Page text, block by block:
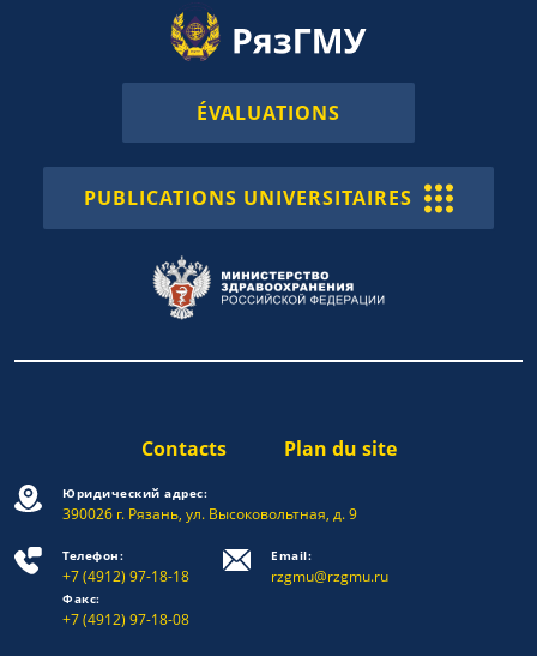
ÉVALUATIONS
PUBLICATIONS UNIVERSITAIRES
Contacts Plan du site
Юридический адрес:
390026 г. Рязань, ул. Высоковольтная, д. 9
Телефон:
+7 (4912) 97-18-18
Факс:
+7 (4912) 97-18-08
Email:
rzgmu@rzgmu.ru